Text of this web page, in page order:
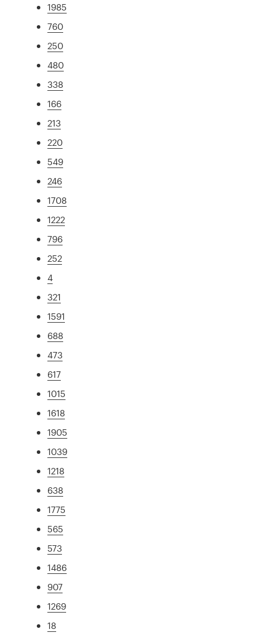
1985
760
250
480
338
166
213
220
549
246
1708
1222
796
252
4
321
1591
688
473
617
1015
1618
1905
1039
1218
638
1775
565
573
1486
907
1269
18